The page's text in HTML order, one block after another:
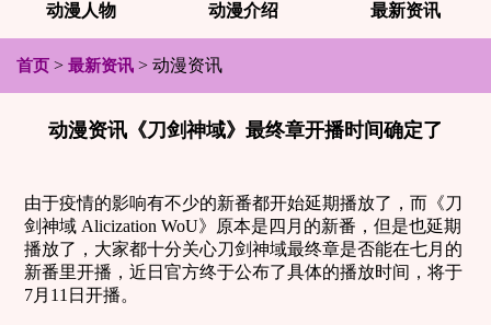
动漫人物 动漫介绍 最新资讯
首页 > 最新资讯 > 动漫资讯
动漫资讯《刀剑神域》最终章开播时间确定了
由于疫情的影响有不少的新番都开始延期播放了，而《刀
剑神域 Alicization WoU》原本是四月的新番，但是也延期
播放了，大家都十分关心刀剑神域最终章是否能在七月的
新番里开播，近日官方终于公布了具体的播放时间，将于
7月11日开播。